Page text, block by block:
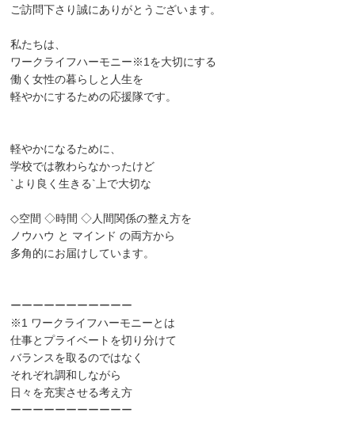
ご訪問下さり誠にありがとうございます。
私たちは、
ワークライフハーモニー※1を大切にする
働く女性の暮らしと人生を
軽やかにするための応援隊です。
軽やかになるために、
学校では教わらなかったけど
`より良く生きる`上で大切な
◇空間 ◇時間 ◇人間関係の整え方を
ノウハウ と マインド の両方から
多角的にお届けしています。
ーーーーーーーーーーー
※1 ワークライフハーモニーとは
仕事とプライベートを切り分けて
バランスを取るのではなく
それぞれ調和しながら
日々を充実させる考え方
ーーーーーーーーーーー